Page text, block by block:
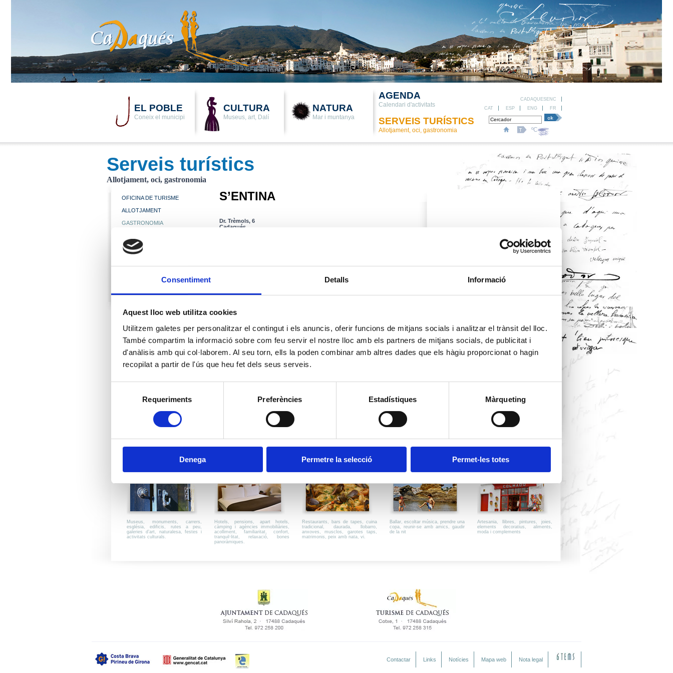
Consentiment Detalls Informació
Aquest lloc web utilitza cookies
Utilitzem galetes per personalitzar el contingut i els anuncis, oferir funcions de mitjans socials i analitzar el trànsit del lloc.
També compartim la informació sobre com feu servir el nostre lloc amb els partners de mitjans socials, de publicitat i
d'anàlisis amb qui col·laborem. Al seu torn, ells la poden combinar amb altres dades que els hàgiu proporcionat o hagin
recopilat a partir de l'ús que heu fet dels seus serveis.
consentiment
Requeriments Preferències Estadístiques Màrqueting
Denega Permetre la selecció Permet-les totes
EL POBLE
Coneix el municipi
CULTURA
Museus, art, Dalí
NATURA
Mar i muntanya
AGENDA
Calendari d'activitats
SERVEIS TURÍSTICS
Allotjament, oci, gastronomia
CADAQUESENC
CAT
ESP ENG FR
ºC
Serveis turístics
Allotjament, oci, gastronomia
OFICINA DE TURISME
ALLOTJAMENT
GASTRONOMIA
- BARS
S’ENTINA
Dr. Trèmols, 6
Cadaqués
DESCOBRIR
Museus, monuments, carrers,
església, edificis, rutes a peu,
galeries d’art, naturalesa, festes i
activitats culturals.
on DORMIR
Hotels, pensions, apart hotels,
càmping i agències immobiliàries,
acolliment, familiaritat, confort,
tranquil·litat, relaxació, bones
panoràmiques.
on MENJAR
Restaurants, bars de tapes, cuina
tradicional, daurada, llobarro,
anxoves, musclos, garotes taps,
matrimonis, peix amb nata, vi.
on DIVERTIR-SE
Ballar, escoltar música, prendre una
copa, reunir-se amb amics, gaudir
de la nit
on COMPRAR
Artesania, llibres, pintures, joies,
elements decoratius, aliments,
moda i complements
Contactar Links Notícies Mapa web Nota legal